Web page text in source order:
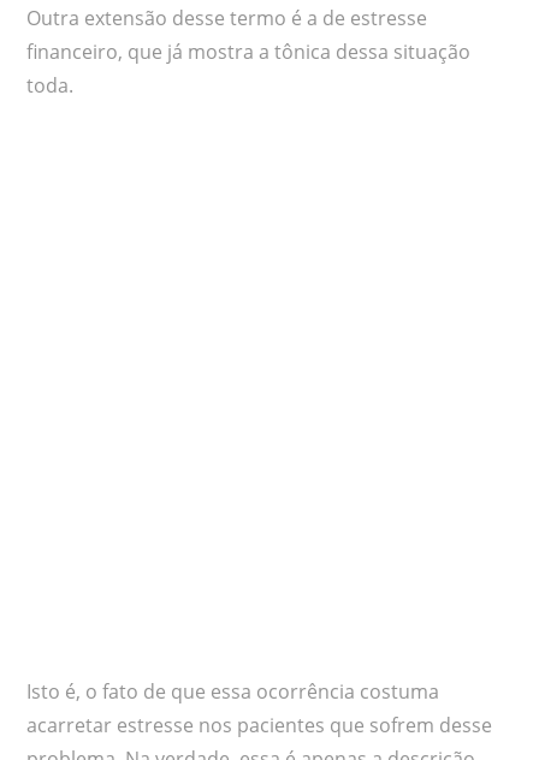
Outra extensão desse termo é a de estresse
financeiro, que já mostra a tônica dessa situação
toda.
Isto é, o fato de que essa ocorrência costuma
acarretar estresse nos pacientes que sofrem desse